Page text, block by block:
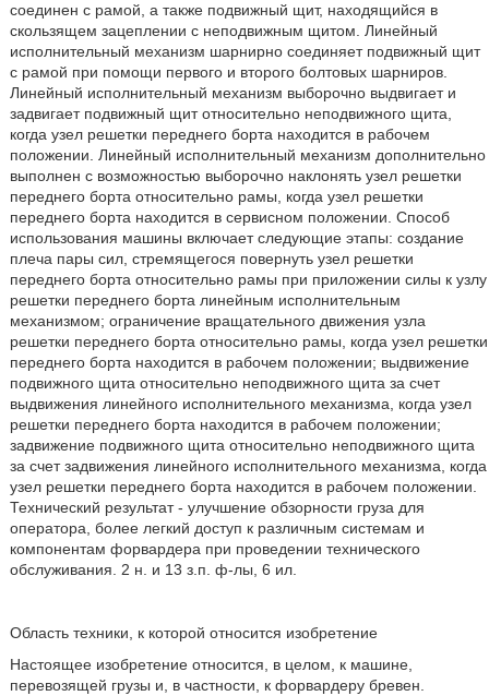
соединен с рамой, а также подвижный щит, находящийся в
скользящем зацеплении с неподвижным щитом. Линейный
исполнительный механизм шарнирно соединяет подвижный щит
с рамой при помощи первого и второго болтовых шарниров.
Линейный исполнительный механизм выборочно выдвигает и
задвигает подвижный щит относительно неподвижного щита,
когда узел решетки переднего борта находится в рабочем
положении. Линейный исполнительный механизм дополнительно
выполнен с возможностью выборочно наклонять узел решетки
переднего борта относительно рамы, когда узел решетки
переднего борта находится в сервисном положении. Способ
использования машины включает следующие этапы: создание
плеча пары сил, стремящегося повернуть узел решетки
переднего борта относительно рамы при приложении силы к узлу
решетки переднего борта линейным исполнительным
механизмом; ограничение вращательного движения узла
решетки переднего борта относительно рамы, когда узел решетки
переднего борта находится в рабочем положении; выдвижение
подвижного щита относительно неподвижного щита за счет
выдвижения линейного исполнительного механизма, когда узел
решетки переднего борта находится в рабочем положении;
задвижение подвижного щита относительно неподвижного щита
за счет задвижения линейного исполнительного механизма, когда
узел решетки переднего борта находится в рабочем положении.
Технический результат - улучшение обзорности груза для
оператора, более легкий доступ к различным системам и
компонентам форвардера при проведении технического
обслуживания. 2 н. и 13 з.п. ф-лы, 6 ил.
Область техники, к которой относится изобретение
Настоящее изобретение относится, в целом, к машине,
перевозящей грузы и, в частности, к форвардеру бревен.